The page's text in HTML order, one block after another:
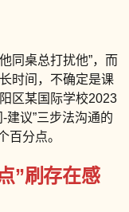
同桌总打扰他”，而
时间，不确定是课
区某国际学校2023
建议”三步法沟通的
百分点。
”刷存在感